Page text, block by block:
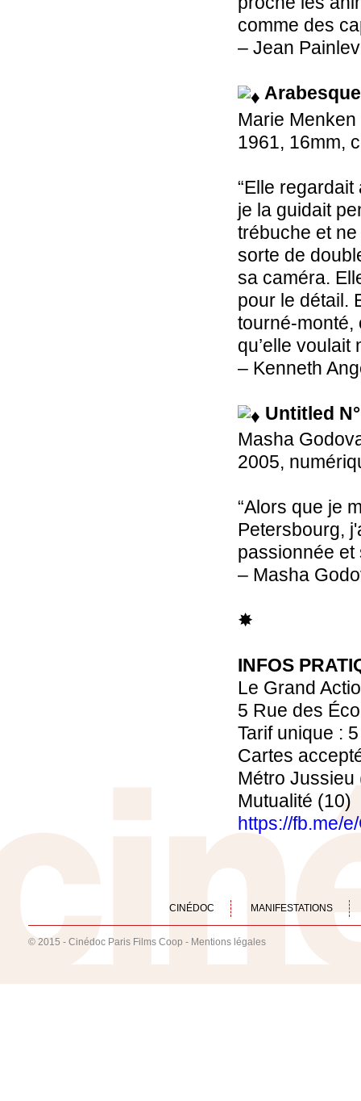
comme des
– Jean
Marie Menken
1961, 16mm,
“Elle
je la guidait
trébuche et ne
sorte de
sa caméra.
pour le détail.
tourné-monté,
qu’elle
– Kenneth
Untitled
Masha
2005,
“Alors que je
Petersbourg,
passionnée et
– Masha
✸
INFOS
Le Grand
5 Rue des
Tarif unique :
Cartes
Métro Jussieu
Mutualité (10)
https://fb.me/
CINÉDOC MANIFESTATIONS
© 2015 - Cinédoc Paris Films Coop - Mentions légales